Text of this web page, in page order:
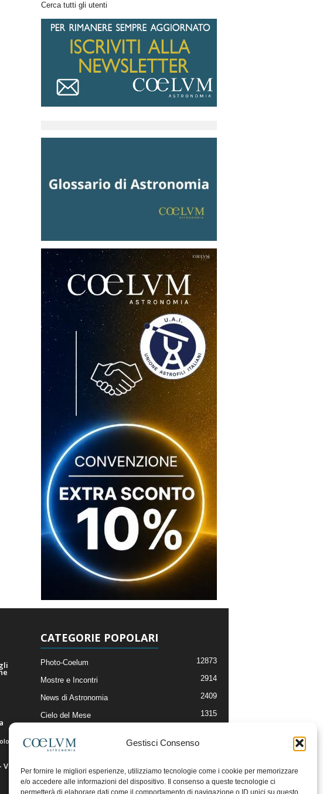
Gestisci Consenso
Per fornire le migliori esperienze, utilizziamo tecnologie come i cookie per memorizzare
e/o accedere alle informazioni del dispositivo. Il consenso a queste tecnologie ci
permetterà di elaborare dati come il comportamento di navigazione o ID unici su questo
Cerca tutti gli utenti
CATEGORIE POPOLARI
Photo-Coelum 12873
Mostre e Incontri 2914
News di Astronomia 2409
Cielo del Mese 1315
Articoli e Risorse On-Line
Il Blog della Redazione